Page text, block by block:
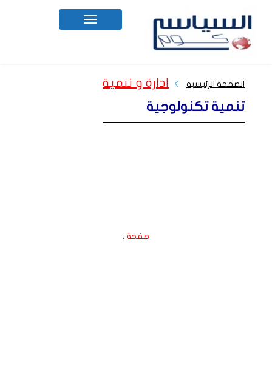
Toggle
navigation
الصفحة الرئيسية ادارة و تنمية
تنمية تكنولوجية
صفحة :